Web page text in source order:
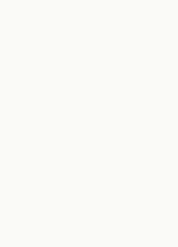
null&#41;;